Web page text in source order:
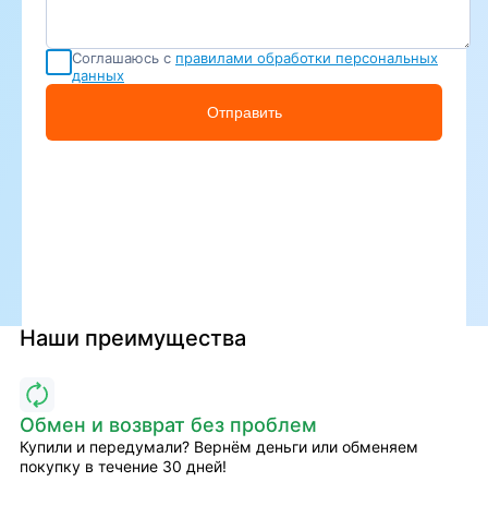
Соглашаюсь с правилами обработки персональных
данных
Отправить
Наши преимущества
Обмен и возврат без проблем
Купили и передумали? Вернём деньги или обменяем
покупку в течение 30 дней!